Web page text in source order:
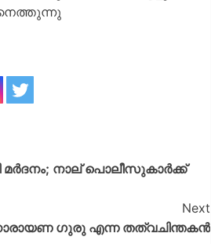
മർദനം; നാല് പൊലീസുകാർക്ക്
Next
ഗുരു എന്ന തത്വചിന്തകൻ